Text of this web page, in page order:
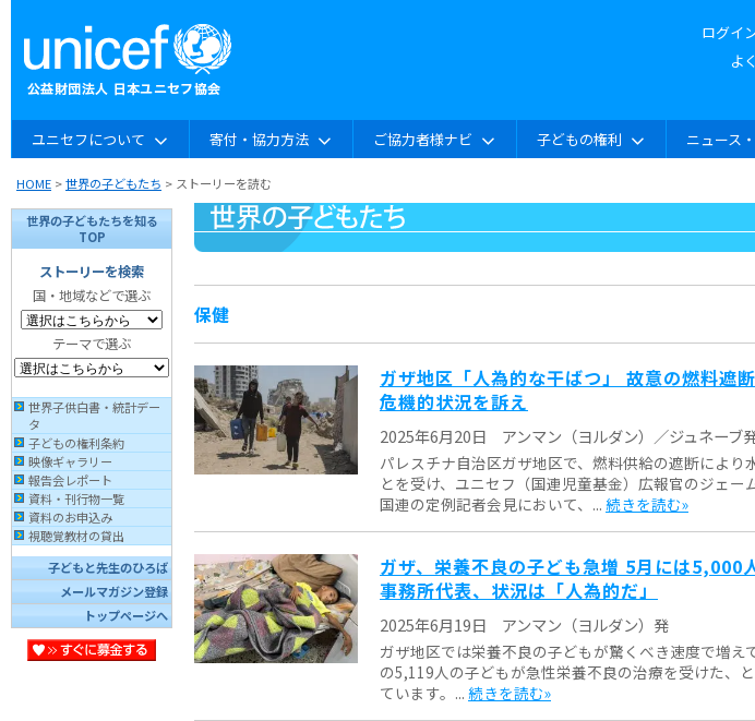
ログイ
よ
ユニセフについて 寄付・協力方法 ご協力者様ナビ 子どもの権利 ニュース
HOME >世界の子どもたち > ストーリーを読む
世界の子どもたちを知る
TOP
ストーリーを検索
国・地域などで選ぶ
テーマで選ぶ
世界子供白書・統計デー
タ
子どもの権利条約
映像ギャラリー
報告会レポート
資料・刊行物一覧
資料のお申込み
視聴覚教材の貸出
子どもと先生のひろば
メールマガジン登録
トップページへ
保健
ガザ地区「人為的な干ばつ」 故意の燃料遮
危機的状況を訴え
2025年6月20日 アンマン（ヨルダン）／ジュネーブ
パレスチナ自治区ガザ地区で、燃料供給の遮断により
とを受け、ユニセフ（国連児童基金）広報官のジェー
国連の定例記者会見において、... 続きを読む»
ガザ、栄養不良の子ども急増 5月には5,000
事務所代表、状況は「人為的だ」
2025年6月19日 アンマン（ヨルダン）発
ガザ地区では栄養不良の子どもが驚くべき速度で増
の5,119人の子どもが急性栄養不良の治療を受けた、
ています。... 続きを読む»